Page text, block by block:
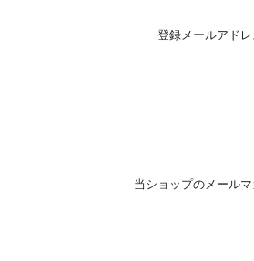
登録メールアドレ
当ショップのメール